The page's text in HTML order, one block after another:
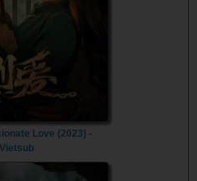
Love (2023) -
Vietsub